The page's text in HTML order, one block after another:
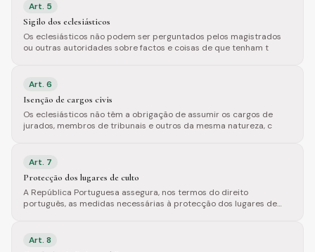
Art. 5
Sigilo dos eclesiásticos
Os eclesiásticos não podem ser perguntados pelos magistrados
ou outras autoridades sobre factos e coisas de que tenham t
Art. 6
Isenção de cargos civis
Os eclesiásticos não têm a obrigação de assumir os cargos de
jurados, membros de tribunais e outros da mesma natureza, c
Art. 7
Protecção dos lugares de culto
A República Portuguesa assegura, nos termos do direito
português, as medidas necessárias à protecção dos lugares de
Art. 8